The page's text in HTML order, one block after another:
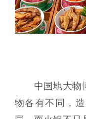
中国地大物博
物各有不同，